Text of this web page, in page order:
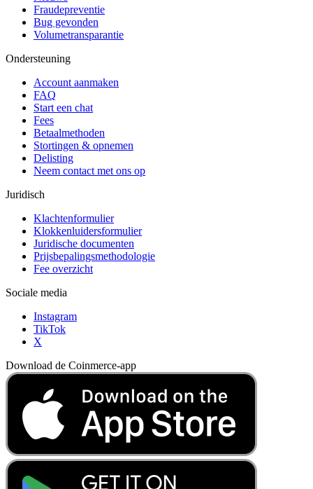
Fraudepreventie
Bug gevonden
Volumetransparantie
Ondersteuning
Account aanmaken
FAQ
Start een chat
Fees
Betaalmethoden
Stortingen & opnemen
Delisting
Neem contact met ons op
Juridisch
Klachtenformulier
Klokkenluidersformulier
Juridische documenten
Prijsbepalingsmethodologie
Fee overzicht
Sociale media
Instagram
TikTok
X
Download de Coinmerce-app